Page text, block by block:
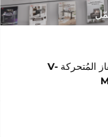
أرجل شاشات التلفاز المُتحركة V-